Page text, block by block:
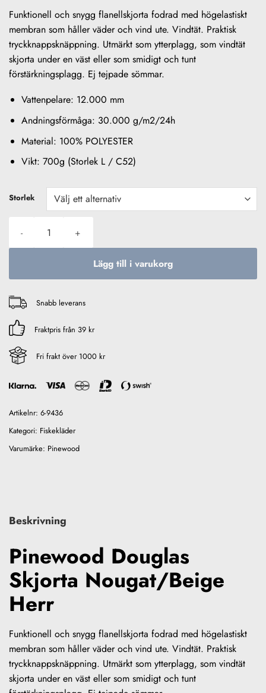
Funktionell och snygg flanellskjorta fodrad med högelastiskt
membran som håller väder och vind ute. Vindtät. Praktisk
tryckknappsknäppning. Utmärkt som ytterplagg, som vindtät
skjorta under en väst eller som smidigt och tunt
förstärkningsplagg. Ej tejpade sömmar.
Vattenpelare: 12.000 mm
Andningsförmåga: 30.000 g/m2/24h
Material: 100% POLYESTER
Vikt: 700g (Storlek L / C52)
Storlek
Lägg till i varukorg
Snabb leverans
Fraktpris från 39 kr
Fri frakt över 1000 kr
Artikelnr: 6-9436
Kategori: Fiskekläder
Varumärke: Pinewood
Beskrivning
Pinewood Douglas
Skjorta Nougat/Beige
Herr
Funktionell och snygg flanellskjorta fodrad med högelastiskt
membran som håller väder och vind ute. Vindtät. Praktisk
tryckknappsknäppning. Utmärkt som ytterplagg, som vindtät
skjorta under en väst eller som smidigt och tunt